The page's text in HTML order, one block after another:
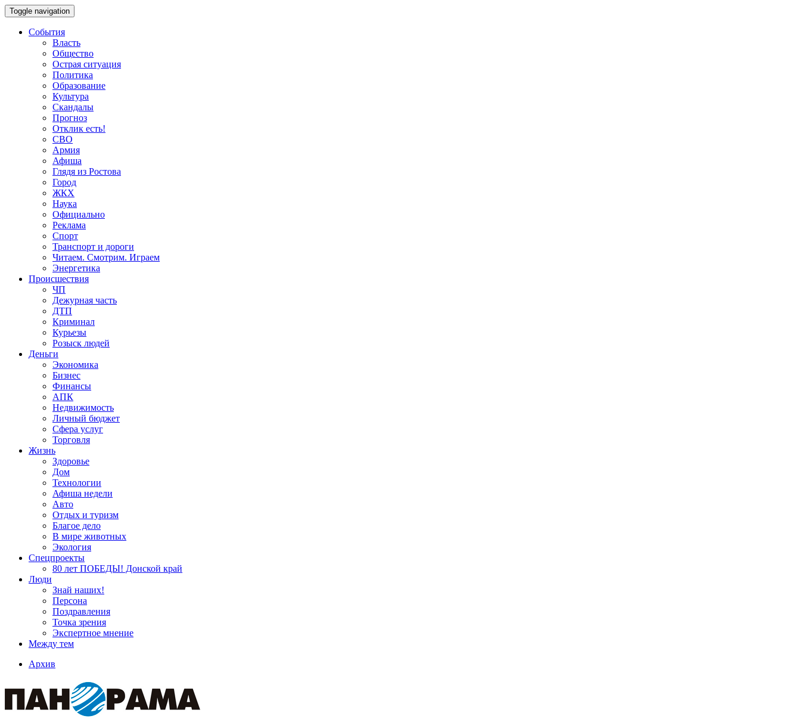
Toggle navigation
События
Власть
Общество
Острая ситуация
Политика
Образование
Культура
Скандалы
Прогноз
Отклик есть!
СВО
Армия
Афиша
Глядя из Ростова
Город
ЖКХ
Наука
Официально
Реклама
Спорт
Транспорт и дороги
Читаем. Смотрим. Играем
Энергетика
Происшествия
ЧП
Дежурная часть
ДТП
Криминал
Курьезы
Розыск людей
Деньги
Экономика
Бизнес
Финансы
АПК
Недвижимость
Личный бюджет
Сфера услуг
Торговля
Жизнь
Здоровье
Дом
Технологии
Афиша недели
Авто
Отдых и туризм
Благое дело
В мире животных
Экология
Спецпроекты
80 лет ПОБЕДЫ! Донской край
Люди
Знай наших!
Персона
Поздравления
Точка зрения
Экспертное мнение
Между тем
Архив